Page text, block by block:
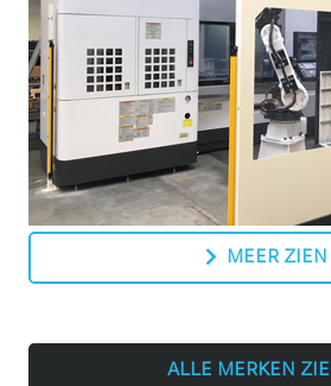
MEER ZIEN
ALLE MERKEN